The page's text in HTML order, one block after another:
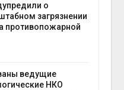
о
загрязнении
противопожарной
ведущие
НКО